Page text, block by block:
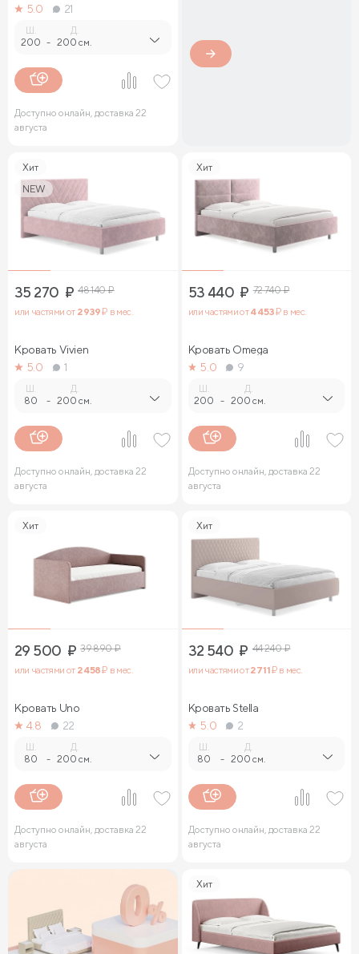
5.0
21
200 -
Д.
200 см.
Доступно онлайн, доставка 22
августа
Хит
NEW
35 270 ₽ 48 140₽
или частями от 2 939₽ в мес.
Кровать Vivien
5.0
1
80 -
Д.
200 см.
Доступно онлайн, доставка 22
августа
Хит
53 440 ₽ 72 740₽
или частями от4 453₽ в мес.
Кровать Omega
5.0
9
200 -
Д.
200 см.
Доступно онлайн, доставка 22
августа
Хит
29 500 ₽ 39 890₽
или частями от 2 458₽ в мес.
Кровать Uno
4.8
22
80 -
Д.
200 см.
Доступно онлайн, доставка 22
августа
Хит
32 540 ₽ 44 240₽
или частями от2 711₽ в мес.
Кровать Stella
5.0
2
80 -
Д.
200 см.
Доступно онлайн, доставка 22
августа
Хит